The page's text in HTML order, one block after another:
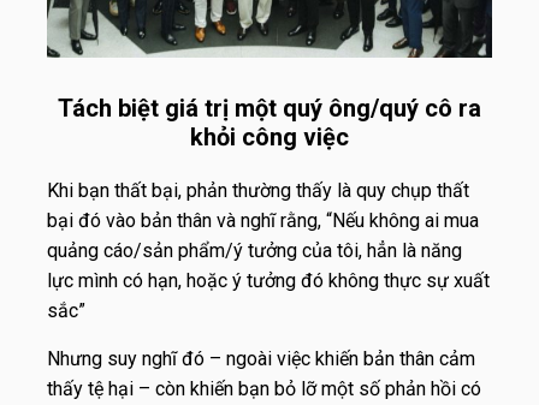
Tách biệt giá trị một quý ông/quý cô ra
khỏi công việc
Khi bạn thất bại, phản thường thấy là quy chụp thất
bại đó vào bản thân và nghĩ rằng, “Nếu không ai mua
quảng cáo/sản phẩm/ý tưởng của tôi, hẳn là năng
lực mình có hạn, hoặc ý tưởng đó không thực sự xuất
sắc”
Nhưng suy nghĩ đó – ngoài việc khiến bản thân cảm
thấy tệ hại – còn khiến bạn bỏ lỡ một số phản hồi có